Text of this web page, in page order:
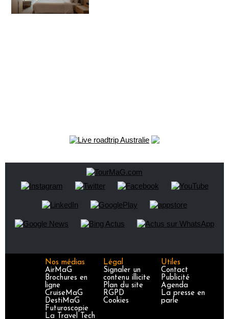
Nos médias
AirMaG
Brochures en
ligne
CruiseMaG
DestiMaG
Futuroscopie
La Travel Tech
Légal
Signaler un
contenu illicite
Plan du site
RGPD
Cookies
Utiles
Contact
Publicité
Agenda
La presse en
parle